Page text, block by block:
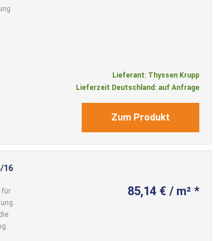
Lieferant: Thyssen Krupp
Lieferzeit Deutschland: auf Anfrage
Zum Produkt
16
für
85,14 € / m² *